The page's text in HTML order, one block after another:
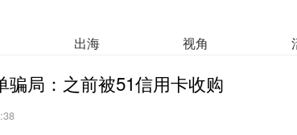
出海 视角
局：之前被51信用卡收购